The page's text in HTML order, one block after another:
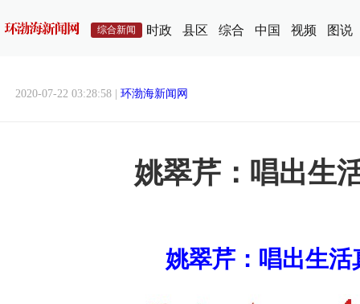
综合新闻 时政 县区 综合 中国 视频 图说
2020-07-22 03:28:58 | 环渤海新闻网
姚翠芹：唱出生
姚翠芹：唱出生活